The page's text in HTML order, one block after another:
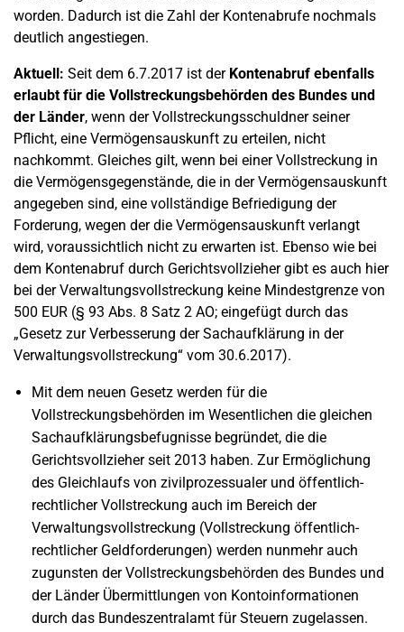
worden. Dadurch ist die Zahl der Kontenabrufe nochmals
deutlich angestiegen.
Aktuell: Seit dem 6.7.2017 ist der Kontenabruf ebenfalls
erlaubt für die Vollstreckungsbehörden des Bundes und
der Länder, wenn der Vollstreckungsschuldner seiner
Pflicht, eine Vermögensauskunft zu erteilen, nicht
nachkommt. Gleiches gilt, wenn bei einer Vollstreckung in
die Vermögensgegenstände, die in der Vermögensauskunft
angegeben sind, eine vollständige Befriedigung der
Forderung, wegen der die Vermögensauskunft verlangt
wird, voraussichtlich nicht zu erwarten ist. Ebenso wie bei
dem Kontenabruf durch Gerichtsvollzieher gibt es auch hier
bei der Verwaltungsvollstreckung keine Mindestgrenze von
500 EUR (§ 93 Abs. 8 Satz 2 AO; eingefügt durch das
„Gesetz zur Verbesserung der Sachaufklärung in der
Verwaltungsvollstreckung“ vom 30.6.2017).
Mit dem neuen Gesetz werden für die
Vollstreckungsbehörden im Wesentlichen die gleichen
Sachaufklärungsbefugnisse begründet, die die
Gerichtsvollzieher seit 2013 haben. Zur Ermöglichung
des Gleichlaufs von zivilprozessualer und öffentlich-
rechtlicher Vollstreckung auch im Bereich der
Verwaltungsvollstreckung (Vollstreckung öffentlich-
rechtlicher Geldforderungen) werden nunmehr auch
zugunsten der Vollstreckungsbehörden des Bundes und
der Länder Übermittlungen von Kontoinformationen
durch das Bundeszentralamt für Steuern zugelassen.